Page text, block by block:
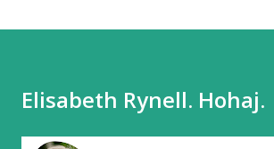
Elisabeth Rynell. Hohaj.